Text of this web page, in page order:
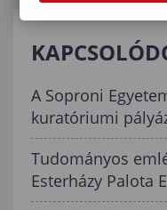
A Soproni
kuratóriumi
Tudományos
Esterházy Palota